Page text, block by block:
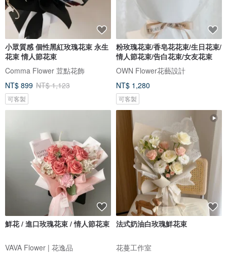
小眾質感 個性黑紅玫瑰花束 永生
花束 情人節花束
Comma Flower 荳點花飾
NT$ 899 NT$ 1,123
可客製
粉玫瑰花束/香皂花花束/生日花束/
情人節花束/告白花束/女友花束
OWN Flower花藝設計
NT$ 1,280
可客製
鮮花 / 進口玫瑰花束 / 情人節花束
VAVA Flower | 花逸品
法式奶油白玫瑰鮮花束
花蔓工作室